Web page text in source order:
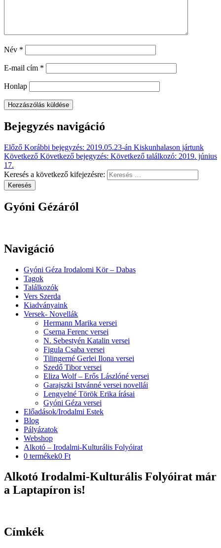
Név *
E-mail cím *
Honlap
Bejegyzés navigáció
Előző Korábbi bejegyzés: 2019.05.23-án Kiskunhalason jártunk
Következő Következő bejegyzés: Következő találkozó: 2019. június
17.
Keresés a következő kifejezésre:
Keresés
Gyóni Gézáról
Navigáció
Gyóni Géza Irodalomi Kör – Dabas
Tagok
Találkozók
Vers Szerda
Kiadványaink
Versek- Novellák
Hermann Marika versei
Cserna Ferenc versei
N. Sebestyén Katalin versei
Figula Csaba versei
Tilingerné Gerlei Ilona versei
Szedő Tibor versei
Eliza Wolf – Erős Lászlóné versei
Garajszki Istvánné versei novellái
Lengyelné Török Erika írásai
Gyóni Géza versei
Előadások/Irodalmi Estek
Blog
Pályázatok
Webshop
Alkotó – Irodalmi-Kulturális Folyóirat
0 termékek0 Ft
Alkotó Irodalmi-Kulturális Folyóirat már
a Laptapíron is!
Címkék